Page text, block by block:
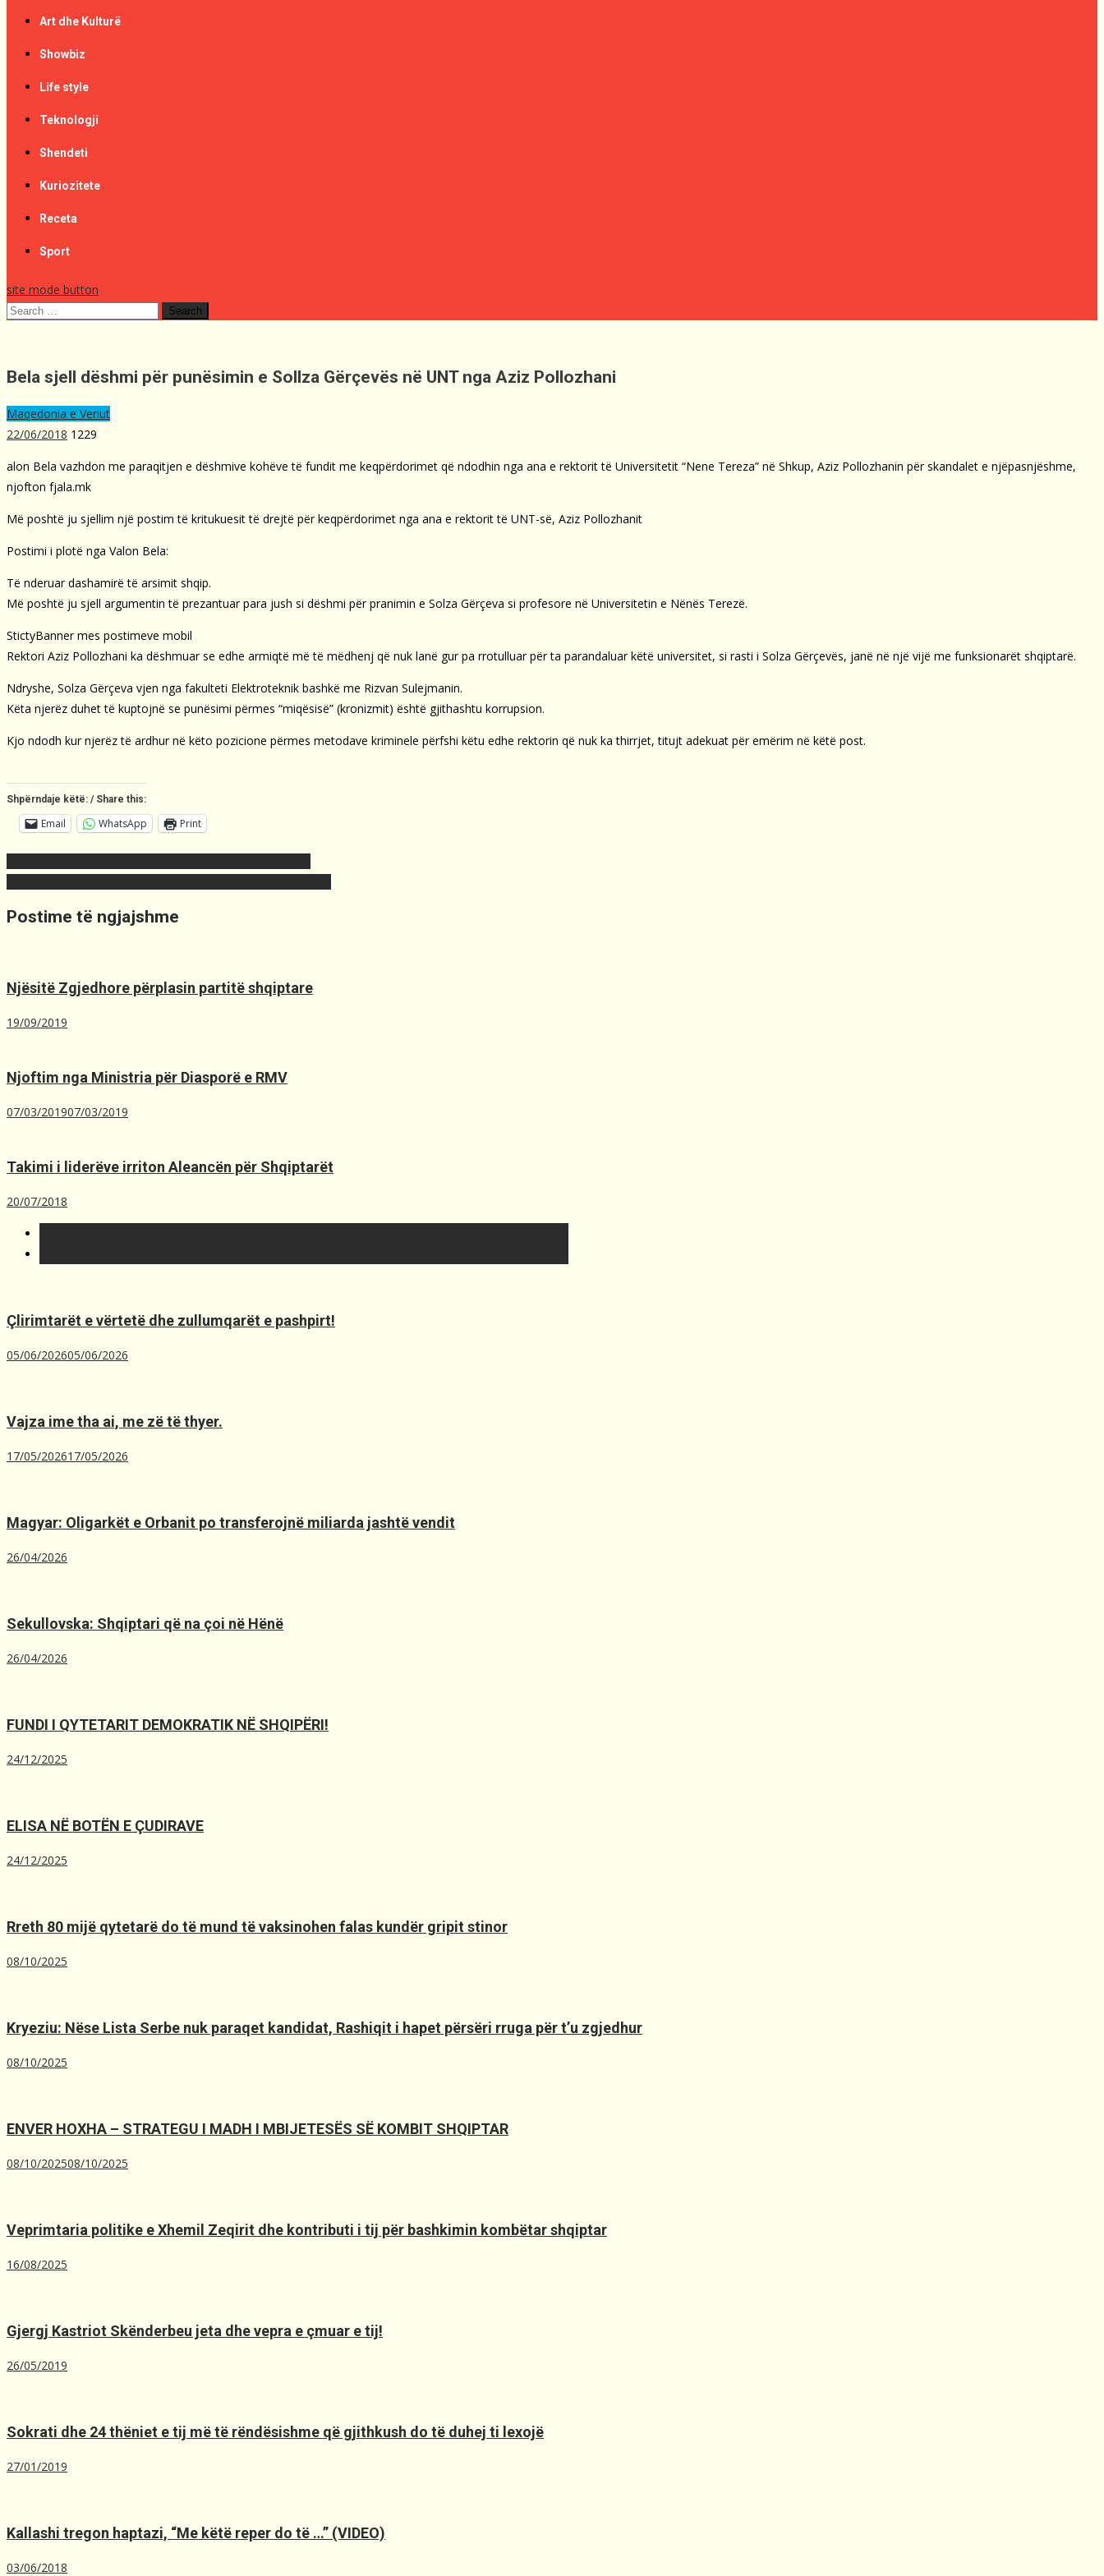
Art dhe Kulturë
Showbiz
Life style
Teknologji
Shendeti
Kuriozitete
Receta
Sport
site mode button
Search
Bela sjell dëshmi për punësimin e Sollza Gërçevës në UNT nga Aziz Pollozhani
Maqedonia e Veriut
22/06/2018 1229
alon Bela vazhdon me paraqitjen e dëshmive kohëve të fundit me keqpërdorimet që ndodhin nga ana e rektorit të Universitetit “Nene Tereza” në Shkup, Aziz Pollozhanin për skandalet e njëpasnjëshme,
njofton fjala.mk
Më poshtë ju sjellim një postim të kritukuesit të drejtë për keqpërdorimet nga ana e rektorit të UNT-së, Aziz Pollozhanit
Postimi i plotë nga Valon Bela:
Të nderuar dashamirë të arsimit shqip.
Më poshtë ju sjell argumentin të prezantuar para jush si dëshmi për pranimin e Solza Gërçeva si profesore në Universitetin e Nënës Terezë.
StictyBanner mes postimeve mobil
Rektori Aziz Pollozhani ka dëshmuar se edhe armiqtë më të mëdhenj që nuk lanë gur pa rrotulluar për ta parandaluar këtë universitet, si rasti i Solza Gërçevës, janë në një vijë me funksionarët shqiptarë.
Ndryshe, Solza Gërçeva vjen nga fakulteti Elektroteknik bashkë me Rizvan Sulejmanin.
Këta njerëz duhet të kuptojnë se punësimi përmes “miqësisë” (kronizmit) është gjithashtu korrupsion.
Kjo ndodh kur njerëz të ardhur në këto pozicione përmes metodave kriminele përfshi këtu edhe rektorin që nuk ka thirrjet, titujt adekuat për emërim në këtë post.
Shpërndaje këtë: / Share this:
Email WhatsApp Print
Postime të ngjajshme
Njësitë Zgjedhore përplasin partitë shqiptare
19/09/2019
Njoftim nga Ministria për Diasporë e RMV
07/03/201907/03/2019
Takimi i liderëve irriton Aleancën për Shqiptarët
20/07/2018
Çlirimtarët e vërtetë dhe zullumqarët e pashpirt!
05/06/202605/06/2026
Vajza ime tha ai, me zë të thyer.
17/05/202617/05/2026
Magyar: Oligarkët e Orbanit po transferojnë miliarda jashtë vendit
26/04/2026
Sekullovska: Shqiptari që na çoi në Hënë
26/04/2026
FUNDI I QYTETARIT DEMOKRATIK NË SHQIPËRI!
24/12/2025
ELISA NË BOTËN E ÇUDIRAVE
24/12/2025
Rreth 80 mijë qytetarë do të mund të vaksinohen falas kundër gripit stinor
08/10/2025
Kryeziu: Nëse Lista Serbe nuk paraqet kandidat, Rashiqit i hapet përsëri rruga për t’u zgjedhur
08/10/2025
ENVER HOXHA – STRATEGU I MADH I MBIJETESËS SË KOMBIT SHQIPTAR
08/10/202508/10/2025
Veprimtaria politike e Xhemil Zeqirit dhe kontributi i tij për bashkimin kombëtar shqiptar
16/08/2025
Gjergj Kastriot Skënderbeu jeta dhe vepra e çmuar e tij!
26/05/2019
Sokrati dhe 24 thëniet e tij më të rëndësishme që gjithkush do të duhej ti lexojë
27/01/2019
Kallashi tregon haptazi, “Me kёtё reper do tё …” (VIDEO)
03/06/2018